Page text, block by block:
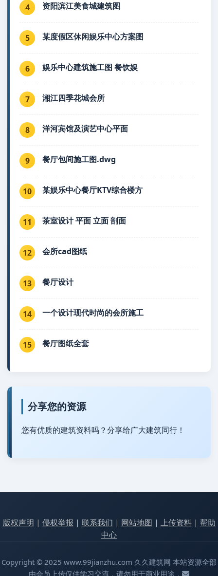
4 资阳滨江美食城建筑图
5 某度假区休闲娱乐中心方案图
6 娱乐中心建筑施工图 餐饮娱
7 湘江四季花城会所
8 洋河宾馆及演艺中心平面
9 餐厅包间施工图.dwg
10 某娱乐中心餐厅KTV综合楼方
11 茶室设计 平面 立面 剖面
12 会所cad图纸
13 餐厅设计
14 一个设计现代时尚的会所施工
15 餐厅图纸全套
分享您的资源
您有优质的建筑资料吗？分享给广大建筑同行！
版权声明 | 侵权举报 | 联系我们 | 网站地图 | 上传资料| 帮助
中心
Copyright © 2025 www.99jianzhu.com 久久建筑网 本站资源全部
由会员上传仅供学习交流，请勿用于商业用途，